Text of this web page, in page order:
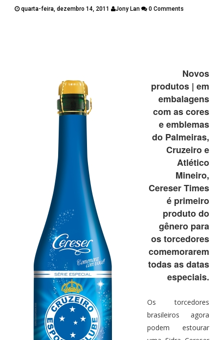
quarta-feira, dezembro 14, 2011 Jony Lan 0 Comments
Novos
produtos | em
embalagens
com as cores
e emblemas
do Palmeiras,
Cruzeiro e
Atlético
Mineiro,
Cereser Times
é primeiro
produto do
gênero para
os torcedores
comemorarem
todas as datas
especiais.
Os torcedores
brasileiros agora
podem estourar